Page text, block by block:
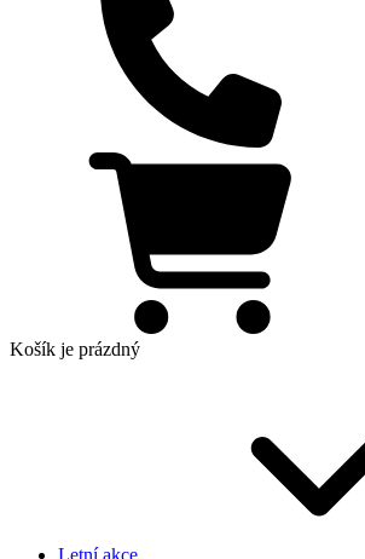
Košík je prázdný
Letní akce